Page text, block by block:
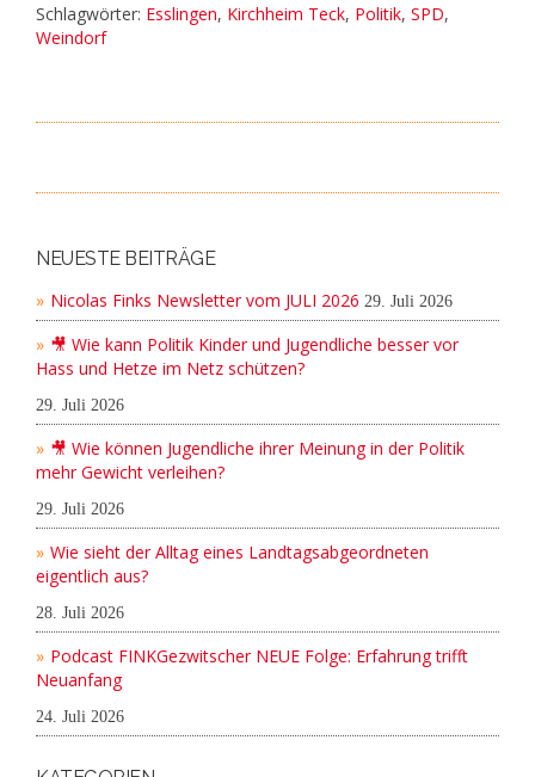
Schlagwörter: Esslingen, Kirchheim Teck, Politik, SPD,
Weindorf
NEUESTE BEITRÄGE
Nicolas Finks Newsletter vom JULI 2026 29. Juli 2026
🎥 Wie kann Politik Kinder und Jugendliche besser vor
Hass und Hetze im Netz schützen?
29. Juli 2026
🎥 Wie können Jugendliche ihrer Meinung in der Politik
mehr Gewicht verleihen?
29. Juli 2026
Wie sieht der Alltag eines Landtagsabgeordneten
eigentlich aus?
28. Juli 2026
Podcast FINKGezwitscher NEUE Folge: Erfahrung trifft
Neuanfang
24. Juli 2026